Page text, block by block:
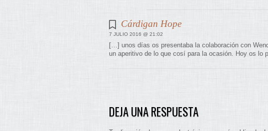
Cárdigan Hope
7 JULIO 2016 @ 21:02
[…] unos días os presentaba la colaboración con
un aperitivo de lo que cosí para la ocasión. Hoy os lo
DEJA UNA RESPUESTA